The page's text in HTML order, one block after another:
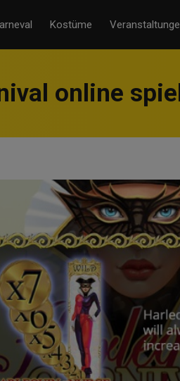
Kostüme
online